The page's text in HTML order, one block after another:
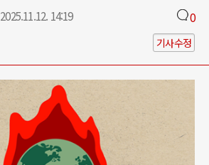
2025.11.12. 14:19 0
기사수정